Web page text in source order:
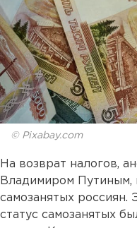
© Pixabay.com
На возврат налогов,
Владимиром Путиным,
самозанятых россиян.
статус самозанятых